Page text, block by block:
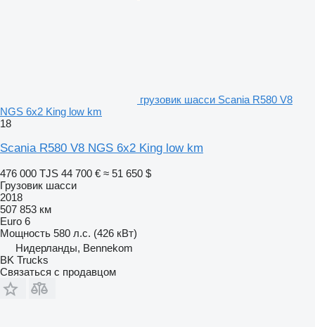
грузовик шасси Scania R580 V8
NGS 6x2 King low km
18
Scania R580 V8 NGS 6x2 King low km
476 000 TJS 44 700 € ≈ 51 650 $
Грузовик шасси
2018
507 853 км
Euro 6
Мощность 580 л.с. (426 кВт)
Нидерланды, Bennekom
BK Trucks
Связаться с продавцом